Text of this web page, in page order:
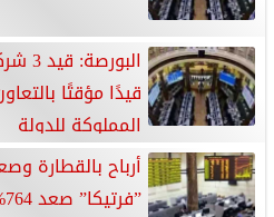
قيدًا مؤقتًا
المملوكة للدولة
أرباح بالقطارة
”فرتيكا” صعد 764% بلا سبب